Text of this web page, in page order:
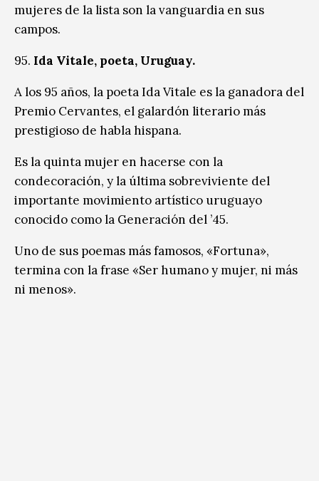
mujeres de la lista son la vanguardia en sus
campos.
95. Ida Vitale, poeta, Uruguay.
A los 95 años, la poeta Ida Vitale es la ganadora del
Premio Cervantes, el galardón literario más
prestigioso de habla hispana.
Es la quinta mujer en hacerse con la
condecoración, y la última sobreviviente del
importante movimiento artístico uruguayo
conocido como la Generación del ’45.
Uno de sus poemas más famosos, «Fortuna»,
termina con la frase «Ser humano y mujer, ni más
ni menos».